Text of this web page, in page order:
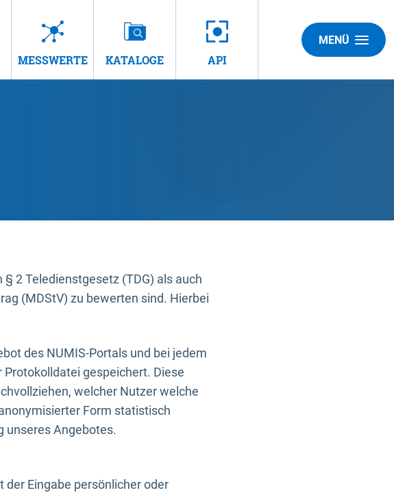
MESSWERTE KATALOGE API
MENÜ
2 Teledienstgesetz (TDG) als auch
(MDStV) zu bewerten sind. Hierbei
des NUMIS-Portals und bei jedem
gespeichert. Diese
welcher Nutzer welche
Form statistisch
unseres Angebotes.
Eingabe persönlicher oder